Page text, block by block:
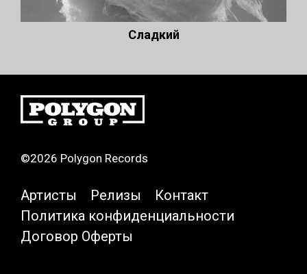
Сладкий
©2026 Polygon Records
Артисты Релизы
Контакт
Политика конфиденциальности
Договор Оферты